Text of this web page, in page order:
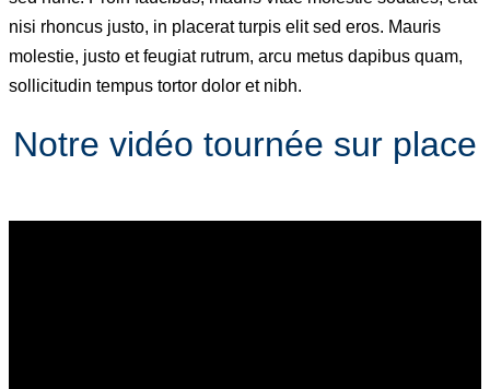
nisi rhoncus justo, in placerat turpis elit sed eros. Mauris
molestie, justo et feugiat rutrum, arcu metus dapibus quam,
sollicitudin tempus tortor dolor et nibh.
Notre vidéo tournée sur place